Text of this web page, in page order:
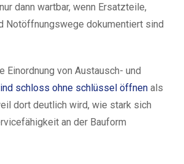
dann wartbar, wenn Ersatzteile,
Notöffnungswege dokumentiert sind
Einordnung von Austausch- und
schloss ohne schlüssel öffnen als
dort deutlich wird, wie stark sich
an der Bauform